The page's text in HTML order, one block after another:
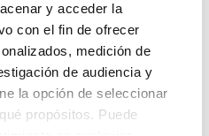
y acceder la
con el fin de ofrecer
medición de
de audiencia y
la opción de seleccionar
propósitos. Puede
como
hasta aquí.
coche que estás
enlaces: